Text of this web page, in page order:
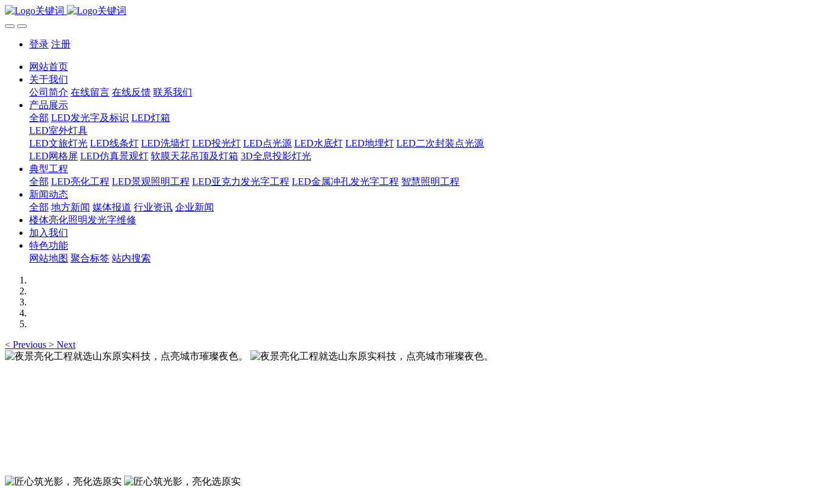
登录 注册
网站首页
关于我们
公司简介 在线留言 在线反馈 联系我们
产品展示
全部 LED发光字及标识 LED灯箱
LED室外灯具
LED文旅灯光 LED线条灯 LED洗墙灯 LED投光灯 LED点光源 LED水底灯 LED地埋灯 LED二次封装点光源
LED网格屏 LED仿真景观灯 软膜天花吊顶及灯箱 3D全息投影灯光
典型工程
全部 LED亮化工程 LED景观照明工程 LED亚克力发光字工程 LED金属冲孔发光字工程 智慧照明工程
新闻动态
全部 地方新闻 媒体报道 行业资讯 企业新闻
楼体亮化照明发光字维修
加入我们
特色功能
网站地图 聚合标签 站内搜索
< Previous > Next